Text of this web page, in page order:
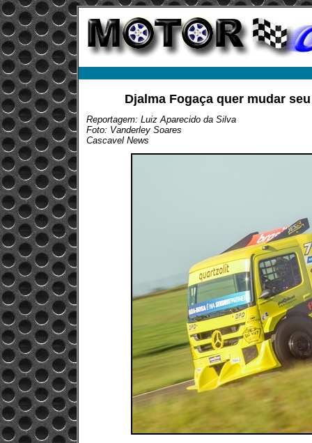
Djalma Fogaça quer mudar
Reportagem: Luiz Aparecido da Silva
Foto: Vanderley Soares
Cascavel News